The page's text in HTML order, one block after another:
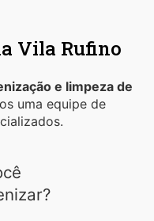
Vila Rufino
e limpeza de
uma equipe de